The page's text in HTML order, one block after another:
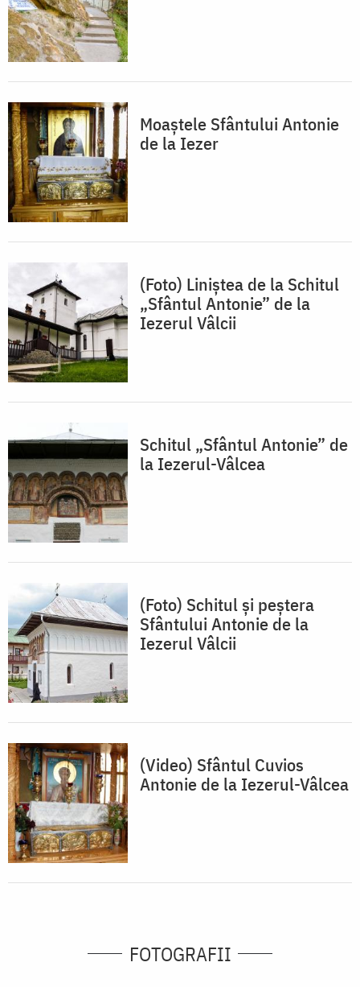
Moaștele Sfântului Antonie
de la Iezer
(Foto) Liniștea de la Schitul
„Sfântul Antonie” de la
Iezerul Vâlcii
Schitul „Sfântul Antonie” de
la Iezerul-Vâlcea
(Foto) Schitul și peștera
Sfântului Antonie de la
Iezerul Vâlcii
(Video) Sfântul Cuvios
Antonie de la Iezerul-Vâlcea
FOTOGRAFII